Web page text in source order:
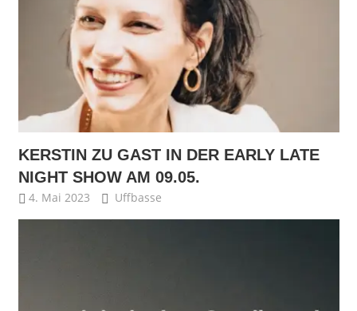
KERSTIN ZU GAST IN DER EARLY LATE
NIGHT SHOW AM 09.05.
4. Mai 2023 Uffbasse